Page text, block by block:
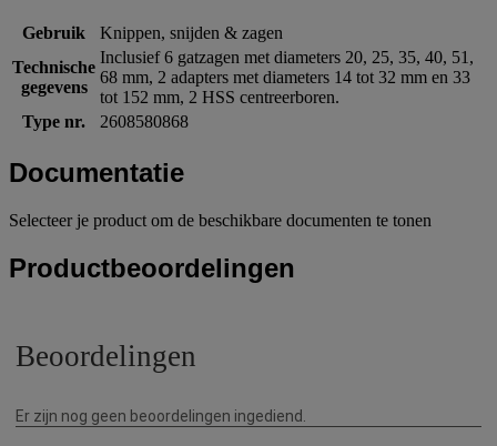
Gebruik
Knippen, snijden & zagen
Technische
gegevens
Inclusief 6 gatzagen met diameters 20, 25, 35, 40, 51,
68 mm, 2 adapters met diameters 14 tot 32 mm en 33
tot 152 mm, 2 HSS centreerboren.
Type nr.
2608580868
Documentatie
Selecteer je product om de beschikbare documenten te tonen
Productbeoordelingen